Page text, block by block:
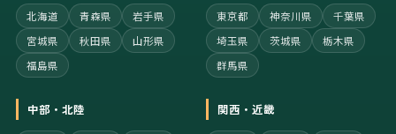
北海道 青森県
岩手県
宮城県
秋田県
山形県
福島県
東京都 神奈川県
千葉県
埼玉県
茨城県
栃木県
群馬県
中部・北陸 関西・近畿